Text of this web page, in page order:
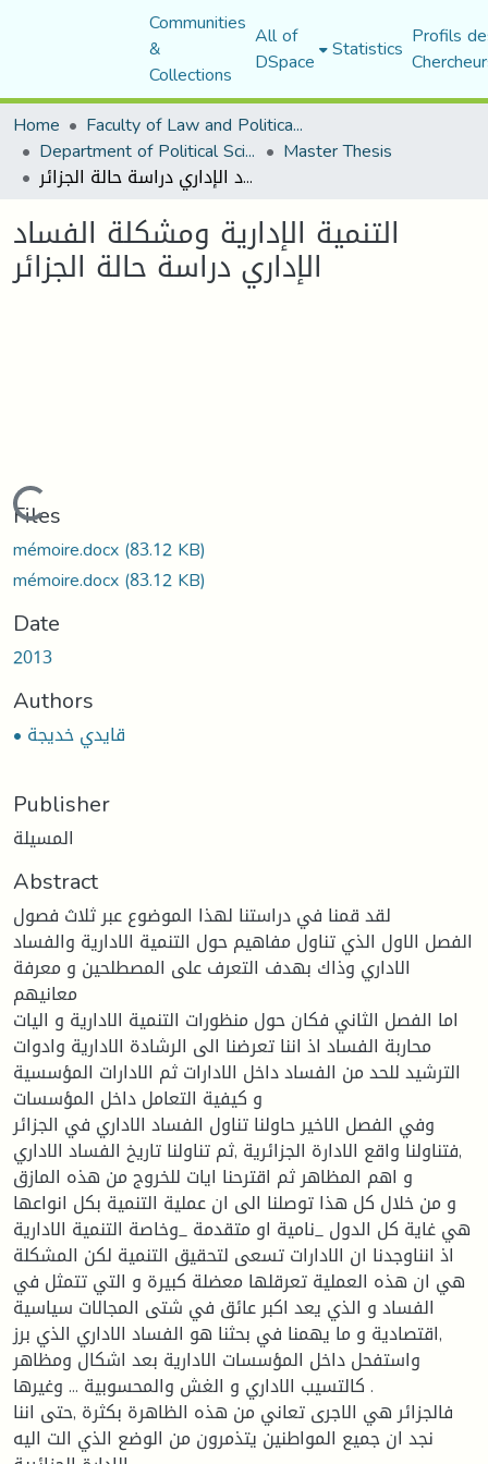
Communities
&
Collections
All of
DSpace Statistics Profils
Home
Faculty of Law and Political Science
Department of Political Sciences Master Thesis
التنمية الإدارية ومشكلة الفساد الإداري دراسة حالة الجزائر
التنمية الإدارية ومشكلة الفساد
الإداري دراسة حالة الجزائر
Loading...
Files
mémoire.docx(83.12 KB)
mémoire.docx(83.12 KB)
Date
2013
Authors
• قايدي خديجة
Publisher
المسيلة
Abstract
لقد قمنا في دراستنا لهذا الموضوع عبر ثلاث فصول
الفصل الاول الذي تناول مفاهيم حول التنمية الادارية والفساد
الاداري وذاك بهدف التعرف على المصطلحين و معرفة
معانيهم
اما الفصل الثاني فكان حول منظورات التنمية الادارية و اليات
محاربة الفساد اذ اننا تعرضنا الى الرشادة الادارية وادوات
الترشيد للحد من الفساد داخل الادارات ثم الادارات المؤسسية
و كيفية التعامل داخل المؤسسات
وفي الفصل الاخير حاولنا تناول الفساد الاداري في الجزائر
,فتناولنا واقع الادارة الجزائرية ,ثم تناولنا تاريخ الفساد الاداري
و اهم المظاهر ثم اقترحنا ايات للخروج من هذه المازق
و من خلال كل هذا توصلنا الى ان عملية التنمية بكل انواعها
هي غاية كل الدول _نامية او متقدمة _وخاصة التنمية الادارية
اذ انناوجدنا ان الادارات تسعى لتحقيق التنمية لكن المشكلة
هي ان هذه العملية تعرقلها معضلة كبيرة و التي تتمثل في
الفساد و الذي يعد اكبر عائق في شتى المجالات سياسية
,اقتصادية و ما يهمنا في بحثنا هو الفساد الاداري الذي برز
واستفحل داخل المؤسسات الادارية بعد اشكال ومظاهر
كالتسيب الاداري و الغش والمحسوبية ... وغيرها .
فالجزائر هي الاجرى تعاني من هذه الظاهرة بكثرة ,حتى اننا
نجد ان جميع المواطنين يتذمرون من الوضع الذي الت اليه